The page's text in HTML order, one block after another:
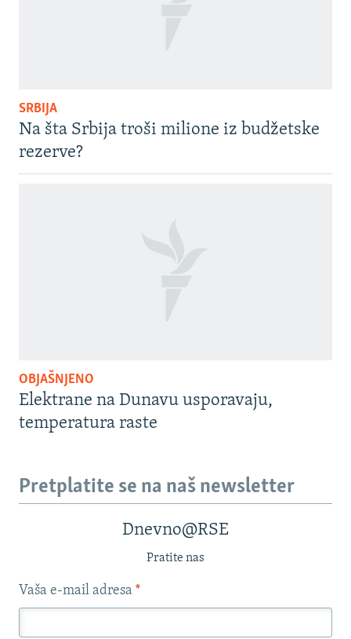
SRBIJA
Na šta Srbija troši milione iz budžetske
rezerve?
OBJAŠNJENO
Elektrane na Dunavu usporavaju,
temperatura raste
Pretplatite se na naš newsletter
Dnevno@RSE
Pratite nas
Vaša e-mail adresa *